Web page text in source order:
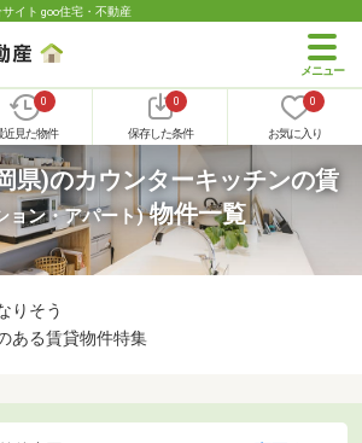
イト goo住宅・不動産
0
近見た物件
0
保存した条件
0
お気に入り
県)のカウンターキッチンの賃
ョン・アパート)物件一覧
りそう
ある賃貸物件特集